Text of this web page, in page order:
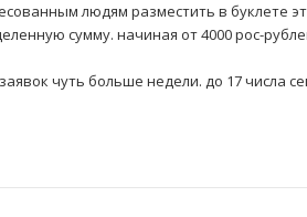
людям разместить в буклете
сумму. начиная от 4000 рос-
чуть больше недели. до 17 числа